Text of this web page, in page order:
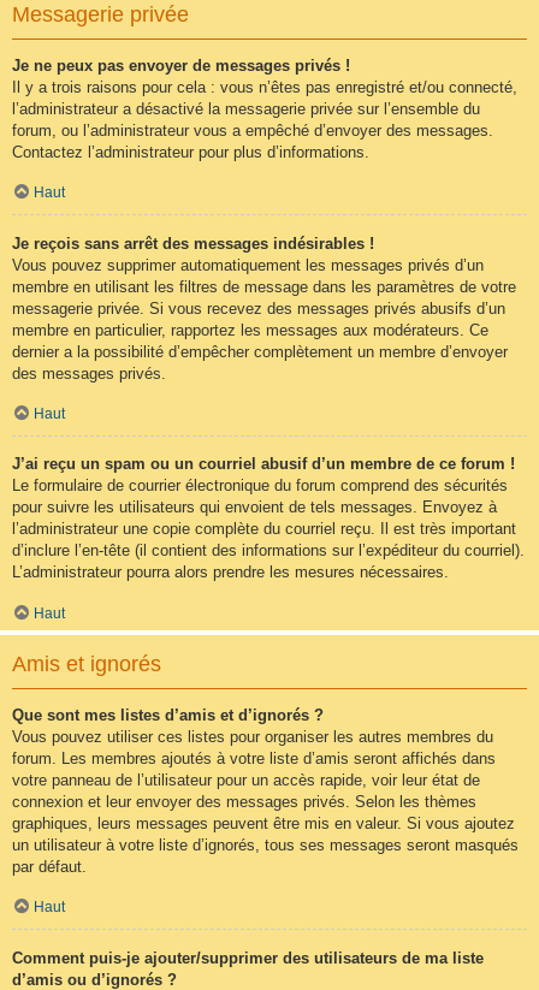
Messagerie privée
Je ne peux pas envoyer de messages privés !
Il y a trois raisons pour cela : vous n’êtes pas enregistré et/ou connecté,
l’administrateur a désactivé la messagerie privée sur l’ensemble du
forum, ou l’administrateur vous a empêché d’envoyer des messages.
Contactez l’administrateur pour plus d’informations.
Haut
Je reçois sans arrêt des messages indésirables !
Vous pouvez supprimer automatiquement les messages privés d’un
membre en utilisant les filtres de message dans les paramètres de votre
messagerie privée. Si vous recevez des messages privés abusifs d’un
membre en particulier, rapportez les messages aux modérateurs. Ce
dernier a la possibilité d’empêcher complètement un membre d’envoyer
des messages privés.
Haut
J’ai reçu un spam ou un courriel abusif d’un membre de ce forum !
Le formulaire de courrier électronique du forum comprend des sécurités
pour suivre les utilisateurs qui envoient de tels messages. Envoyez à
l’administrateur une copie complète du courriel reçu. Il est très important
d’inclure l’en-tête (il contient des informations sur l’expéditeur du courriel).
L’administrateur pourra alors prendre les mesures nécessaires.
Haut
Amis et ignorés
Que sont mes listes d’amis et d’ignorés ?
Vous pouvez utiliser ces listes pour organiser les autres membres du
forum. Les membres ajoutés à votre liste d’amis seront affichés dans
votre panneau de l’utilisateur pour un accès rapide, voir leur état de
connexion et leur envoyer des messages privés. Selon les thèmes
graphiques, leurs messages peuvent être mis en valeur. Si vous ajoutez
un utilisateur à votre liste d’ignorés, tous ses messages seront masqués
par défaut.
Haut
Comment puis-je ajouter/supprimer des utilisateurs de ma liste
d’amis ou d’ignorés ?